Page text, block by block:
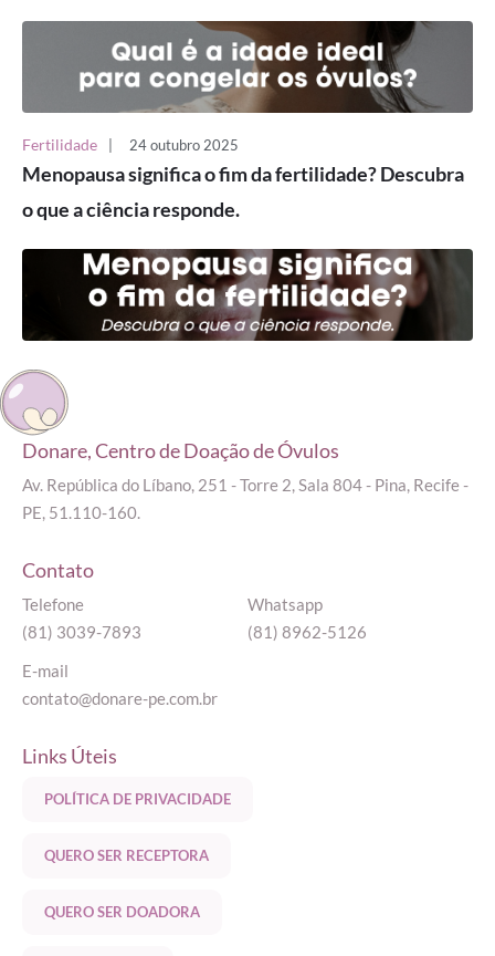
Fertilidade | 24 outubro 2025
Menopausa significa o fim da fertilidade? Descubra
o que a ciência responde.
Donare, Centro de Doação de Óvulos
Av. República do Líbano, 251 - Torre 2, Sala 804 - Pina, Recife -
PE, 51.110-160.
Contato
Telefone
(81) 3039-7893
Whatsapp
(81) 8962-5126
E-mail
contato@donare-pe.com.br
Links Úteis
POLÍTICA DE PRIVACIDADE
QUERO SER RECEPTORA
QUERO SER DOADORA